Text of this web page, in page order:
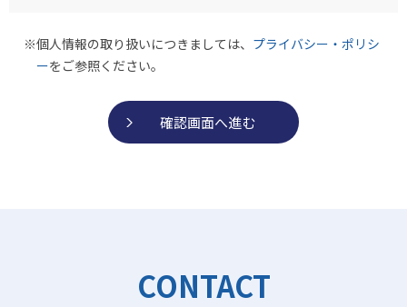
個人情報の取り扱いにつきましては、 プライバシー・ポリシ
ーをご参照ください。
CONTACT